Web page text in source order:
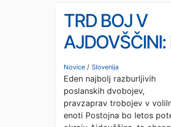
TRD BOJ V
AJDOVŠČINI:
ministra proti
z najdaljšim
Novice / Slovenija
Eden najbolj razburljivih
poslanskih dvobojev,
pravzaprav trobojev v
enoti Postojna bo letos